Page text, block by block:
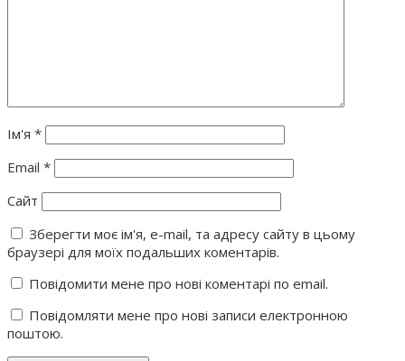
Ім'я *
Email *
Сайт
Зберегти моє ім'я, e-mail, та адресу сайту в цьому
браузері для моїх подальших коментарів.
Повідомити мене про нові коментарі по email.
Повідомляти мене про нові записи електронною
поштою.